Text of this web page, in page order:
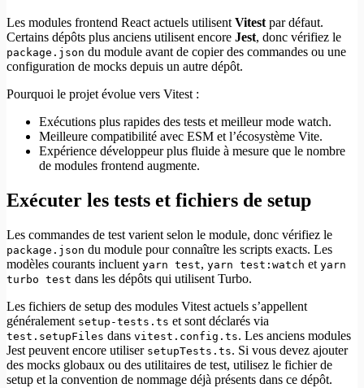
Les modules frontend React actuels utilisent Vitest par défaut.
Certains dépôts plus anciens utilisent encore Jest, donc vérifiez le
package.json du module avant de copier des commandes ou une
configuration de mocks depuis un autre dépôt.
Pourquoi le projet évolue vers Vitest :
Exécutions plus rapides des tests et meilleur mode watch.
Meilleure compatibilité avec ESM et l’écosystème Vite.
Expérience développeur plus fluide à mesure que le nombre
de modules frontend augmente.
Exécuter les tests et fichiers de setup
Les commandes de test varient selon le module, donc vérifiez le
package.json du module pour connaître les scripts exacts. Les
modèles courants incluent yarn test, yarn test:watch et yarn
turbo test dans les dépôts qui utilisent Turbo.
Les fichiers de setup des modules Vitest actuels s’appellent
généralement setup-tests.ts et sont déclarés via
test.setupFiles dans vitest.config.ts. Les anciens modules
Jest peuvent encore utiliser setupTests.ts. Si vous devez ajouter
des mocks globaux ou des utilitaires de test, utilisez le fichier de
setup et la convention de nommage déjà présents dans ce dépôt.